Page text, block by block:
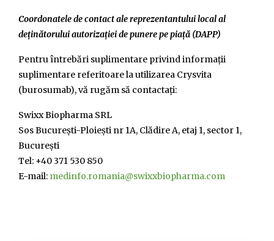
Coordonatele de contact ale reprezentantului local al
deținătorului autorizației de punere pe piață (DAPP)
Pentru întrebări suplimentare privind informații
suplimentare referitoare la utilizarea Crysvita
(burosumab), vă rugăm să contactați:
Swixx Biopharma SRL
Sos București-Ploiești nr 1A, Clădire A, etaj 1, sector 1,
București
Tel: +40 371 530 850
E-mail: medinfo.romania@swixxbiopharma.com